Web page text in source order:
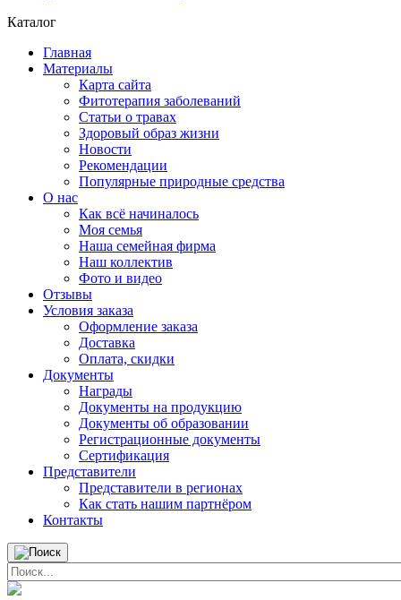
Каталог
Главная
Материалы
Карта сайта
Фитотерапия заболеваний
Статьи о травах
Здоровый образ жизни
Новости
Рекомендации
Популярные природные средства
О нас
Как всё начиналось
Моя семья
Наша семейная фирма
Наш коллектив
Фото и видео
Отзывы
Условия заказа
Оформление заказа
Доставка
Оплата, скидки
Документы
Награды
Документы на продукцию
Документы об образовании
Регистрационные документы
Сертификация
Представители
Представители в регионах
Как стать нашим партнёром
Контакты